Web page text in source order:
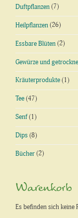
Duftpflanzen (7)
Heilpflanzen (26)
Essbare Blüten (2)
Gewürze und
Kräuterprodukte (1)
Tee (47)
Senf(1)
Dips (8)
Bücher (2)
Warenkorb
Es befinden sich keine